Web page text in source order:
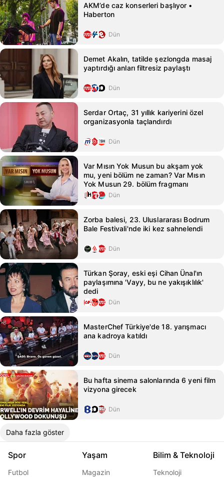
AKM’de caz konserleri başlıyor •
Haberton
Dün
Demet Akalın, tatilde şezlongda masaj
yaptırdığı anları filtresiz paylaştı
Dün
Serdar Ortaç, 31 yıllık kariyerini özel
organizasyonla taçlandırdı
Dün
Var Mısın Yok Musun bu akşam yok
mu, yeni bölüm ne zaman? Var Mısın
Yok Musun 29. bölüm fragmanı
Dün
Zorba balesi, 23. Uluslararası Bodrum
Bale Festivali'nde iki kez sahnelendi
Dün
Türkan Şoray, eski eşi Cihan Ünal'ın
paylaşımına 'Vayy, bu ne yakışıklılık'
dedi
Dün
MasterChef Türkiye'de 18. yarışmacı
ana kadroya katıldı
Dün
Bu hafta sinema salonlarında 6 yeni film
vizyona girecek
Dün
Daha fazla göster
Spor
Futbol
Yaşam
Magazin
Bilim & Teknoloji
Teknoloji